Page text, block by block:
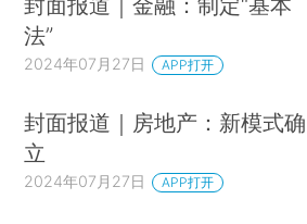
法”
2024年07月27日 APP打开
封面报道｜房地产：新模式确
立
2024年07月27日 APP打开